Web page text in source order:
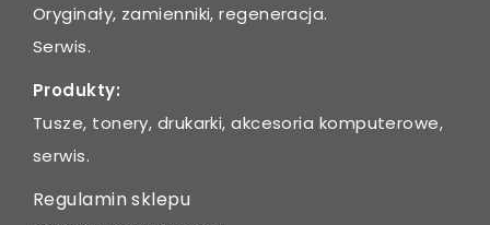
Oryginały, zamienniki, regeneracja.
Serwis.
Produkty:
Tusze, tonery, drukarki, akcesoria komputerowe,
serwis.
Regulamin sklepu